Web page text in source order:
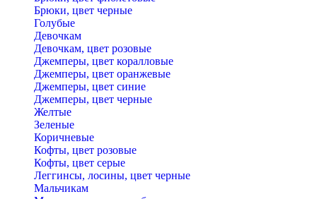
Брюки, цвет черные
Голубые
Девочкам
Девочкам, цвет розовые
Джемперы, цвет коралловые
Джемперы, цвет оранжевые
Джемперы, цвет синие
Джемперы, цвет черные
Желтые
Зеленые
Коричневые
Кофты, цвет розовые
Кофты, цвет серые
Леггинсы, лосины, цвет черные
Мальчикам